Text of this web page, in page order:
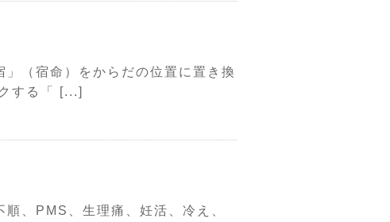
」（宿命）をからだの位置に置き換
する「 [...]
、PMS、生理痛、妊活、冷え、